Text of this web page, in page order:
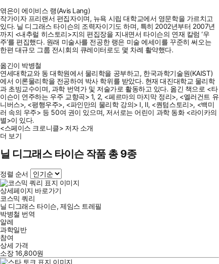
엮은이 에이비스 랭(Avis Lang)
작가이자 프리랜서 편집자이며, 뉴욕 시립 대학교에서 영문학을 가르치고
있다. 닐 디그래스 타이슨의 조력자이기도 하며, 특히 2002년부터 2007년
까지 <내추럴 히스토리>지의 편집장을 지내면서 타이슨의 연재 칼럼 ‘우
주’를 편집했다. 원래 미술사를 전공한 랭은 미술 에세이를 꾸준히 써오는
한편 대규모 그룹 전시회의 큐레이터로도 몇 차례 활약했다.
옮긴이 박병철
연세대학교와 동 대학원에서 물리학을 공부하고, 한국과학기술원(KAIST)
에서 이론물리학을 전공하여 박사 학위를 받았다. 현재 대진대학교 물리학
과 초빙교수이며, 과학 번역가 및 저술가로 활동하고 있다. 옮긴 책으로 <타
이슨이 연주하는 우주 교향곡> 1, 2, <페르마의 마지막 정리>, <엘러건트 유
니버스>, <평행우주>, <파인만의 물리학 강의> I, II, <퀀텀스토리>, <백미
러 속의 우주> 등 50여 권이 있으며, 저서로는 어린이 과학 동화 <라이카의
별>이 있다.
<스페이스 크로니클> 저자 소개
더 보기
닐 디그래스 타이슨 작품 총 9종
정렬 순서
상세페이지 바로가기
코스믹 쿼리
닐 디그래스 타이슨, 제임스 트레필
박병철 번역
알레
과학일반
참여
상세 가격
소장16,800원